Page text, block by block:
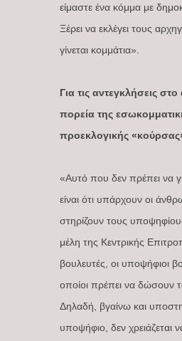
είμαστε ένα κόμμα με
Ξέρει να εκλέγει τους
γίνεται κομμάτια».
Για τις αντεγκλήσεις
πορεία της
προεκλογικής
«Αυτό που δεν πρέπει να
είναι ότι υπάρχουν οι
στηρίζουν τους
μέλη της Κεντρικής
βουλευτές, οι υποψήφιοι
οποίοι πρέπει να δώσουν
Δηλαδή, βγαίνω και
υποψήφιο, δεν χρειάζεται